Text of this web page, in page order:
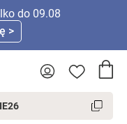
do 09.08
>